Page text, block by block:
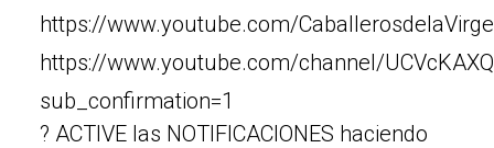
https://www.youtube.com/
https://www.youtube.com/channel/
sub_confirmation=1
? ACTIVE las NOTIFICACIONES haciendo